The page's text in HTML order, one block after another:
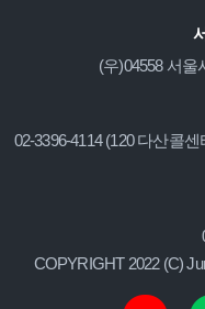
(우)04558 서
02-3396-4114 (120 다산콜
COPYRIGHT 2022 (C)